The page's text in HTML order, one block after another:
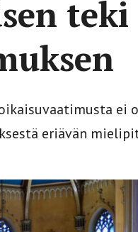
teki
ei
eriävän